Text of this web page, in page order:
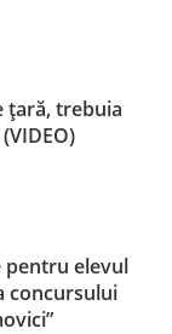
ţară, trebuia
pentru elevul
concursului